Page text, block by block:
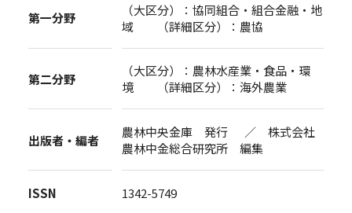
第一分野
（大区分）：協同組合・組合金融・地
域 （詳細区分）：農協
第二分野
（大区分）：農林水産業・食品・環
境 （詳細区分）：海外農業
出版者・編者
農林中央金庫 発行 ／ 株式会社
農林中金総合研究所 編集
ISSN 1342-5749